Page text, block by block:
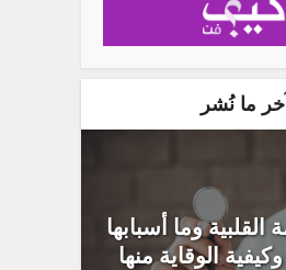
آخر ما نُشر
القلبية وما أسبابها
الوقاية منها